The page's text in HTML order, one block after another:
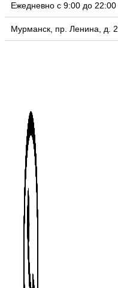
Ежедневно с 9:00 до 22:00
Мурманск, пр. Ленина, д.